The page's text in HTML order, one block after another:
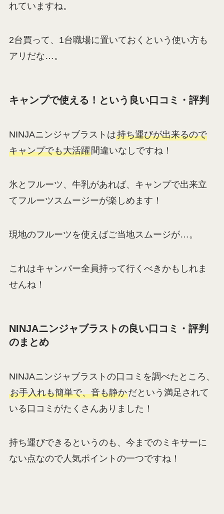
れていますね。
2台買って、1台職場に置いておくという使い方も
アリだな…。
キャンプで使える！という良い口コミ・評判
NINJAニンジャブラストは持ち運びが出来るので
キャンプでも大活躍間違いなしですね！
氷とフルーツ、牛乳があれば、キャンプで出来立
てフルーツスムージーが楽しめます！
現地のフルーツを使えばご当地スムージが…。
これはキャンパー全員持って行くべきかもしれま
せんね！
NINJAニンジャブラストの良い口コミ・評判
のまとめ
NINJAニンジャブラストの口コミを調べたところ、
お手入れも簡単で、音も静かだという満足されて
いる口コミがたくさんありました！
持ち運びできるというのも、今までのミキサーに
ない点なので人気ポイントの一つですね！